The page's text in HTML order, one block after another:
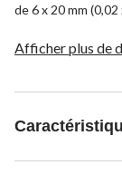
de 6 x 20 mm
Afficher plus de